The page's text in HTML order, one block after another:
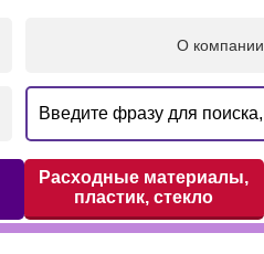
О компании
Расходные материалы,
пластик, стекло